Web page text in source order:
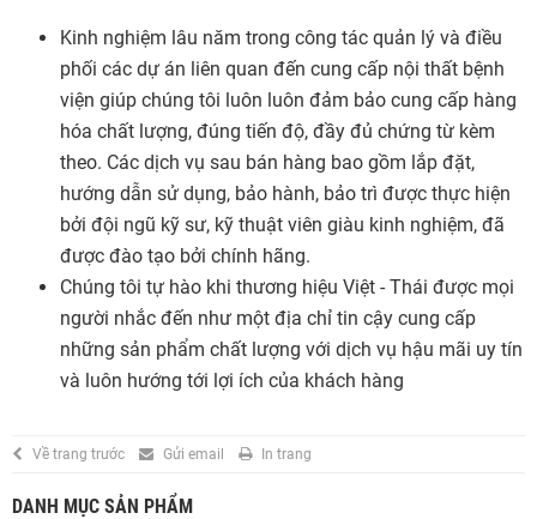
Kinh nghiệm lâu năm trong công tác quản lý và điều
phối các dự án liên quan đến cung cấp nội thất bệnh
viện giúp chúng tôi luôn luôn đảm bảo cung cấp hàng
hóa chất lượng, đúng tiến độ, đầy đủ chứng từ kèm
theo. Các dịch vụ sau bán hàng bao gồm lắp đặt,
hướng dẫn sử dụng, bảo hành, bảo trì được thực hiện
bởi đội ngũ kỹ sư, kỹ thuật viên giàu kinh nghiệm, đã
được đào tạo bởi chính hãng.
Chúng tôi tự hào khi thương hiệu Việt - Thái được mọi
người nhắc đến như một địa chỉ tin cậy cung cấp
những sản phẩm chất lượng với dịch vụ hậu mãi uy tín
và luôn hướng tới lợi ích của khách hàng
Về trang trước Gửi email In trang
DANH MỤC SẢN PHẨM